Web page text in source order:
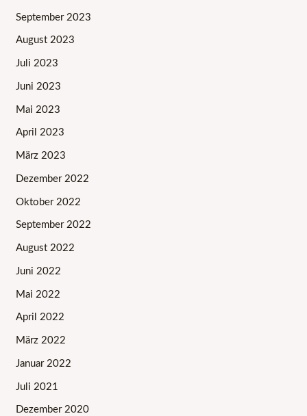
September 2023
August 2023
Juli 2023
Juni 2023
Mai 2023
April 2023
März 2023
Dezember 2022
Oktober 2022
September 2022
August 2022
Juni 2022
Mai 2022
April 2022
März 2022
Januar 2022
Juli 2021
Dezember 2020